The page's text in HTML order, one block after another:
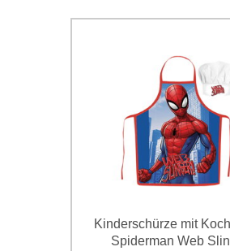
Kinderschürze mit
Spiderman Web